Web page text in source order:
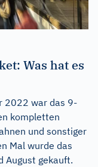
Was hat es
2022 war das 9-
kompletten
und sonstiger
Mal wurde das
August gekauft.